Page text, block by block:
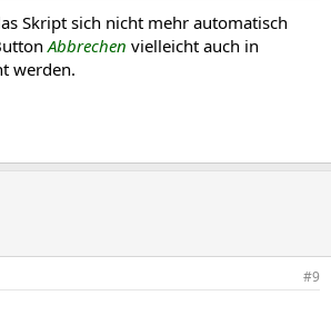
Skript sich nicht mehr automatisch
Abbrechen vielleicht auch in
werden.
#9